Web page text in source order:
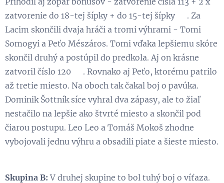
zatvorenie do 18-tej šípky + do 15-tej šípky 💪. Za
Lacim skončili dvaja hráči a tromi výhrami - Tomi
Somogyi a Peťo Mészáros. Tomi vďaka lepšiemu skóre
skončil druhý a postúpil do predkola. Aj on krásne
zatvoril číslo 120 😃. Rovnako aj Peťo, ktorému patrilo
až tretie miesto. Na oboch tak čakal boj o pavúka.
Dominik Šottník síce vyhral dva zápasy, ale to žiaľ
nestačilo na lepšie ako štvrté miesto a skončil pod
čiarou postupu. Leo Leo a Tomáš Mokoš zhodne
vybojovali jednu výhru a obsadili piate a šieste miesto.
Skupina B: V druhej skupine to bol tuhý boj o víťaza.